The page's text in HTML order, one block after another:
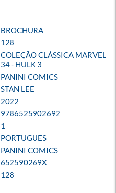
BROCHURA
128
COLEÇÃO CLÁSSICA MARVEL
34 - HULK 3
PANINI COMICS
STAN LEE
2022
9786525902692
1
PORTUGUES
PANINI COMICS
652590269X
128